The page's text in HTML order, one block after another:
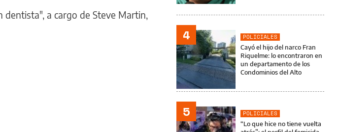
a cargo de Steve Martin,
4
POLICIALES
Cayó el hijo del narco Fran
Riquelme: lo encontraron en
un departamento de los
Condominios del Alto
5
POLICIALES
“Lo que hice no tiene vuelta